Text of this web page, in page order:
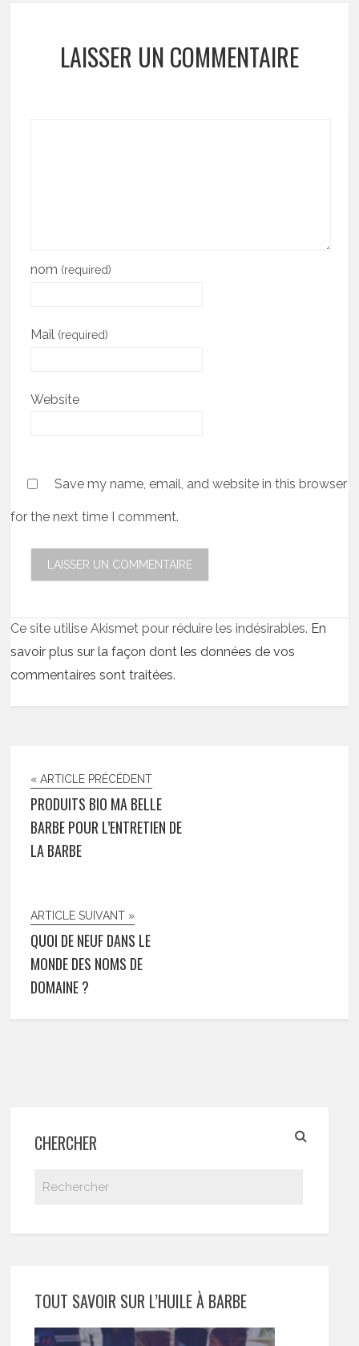
LAISSER UN COMMENTAIRE
nom (required)
Mail (required)
Website
Save my name, email, and website in this browser
for the next time I comment.
Ce site utilise Akismet pour réduire les indésirables. En
savoir plus sur la façon dont les données de vos
commentaires sont traitées.
« ARTICLE PRÉCÉDENT
PRODUITS BIO MA BELLE
BARBE POUR L’ENTRETIEN DE
LA BARBE
ARTICLE SUIVANT »
QUOI DE NEUF DANS LE
MONDE DES NOMS DE
DOMAINE ?
CHERCHER
TOUT SAVOIR SUR L’HUILE À BARBE